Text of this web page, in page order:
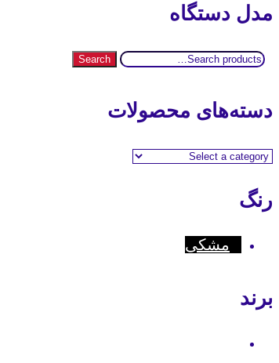
مدل دستگاه
Search
Search
دسته‌های محصولات
رنگ
مشکی
برند